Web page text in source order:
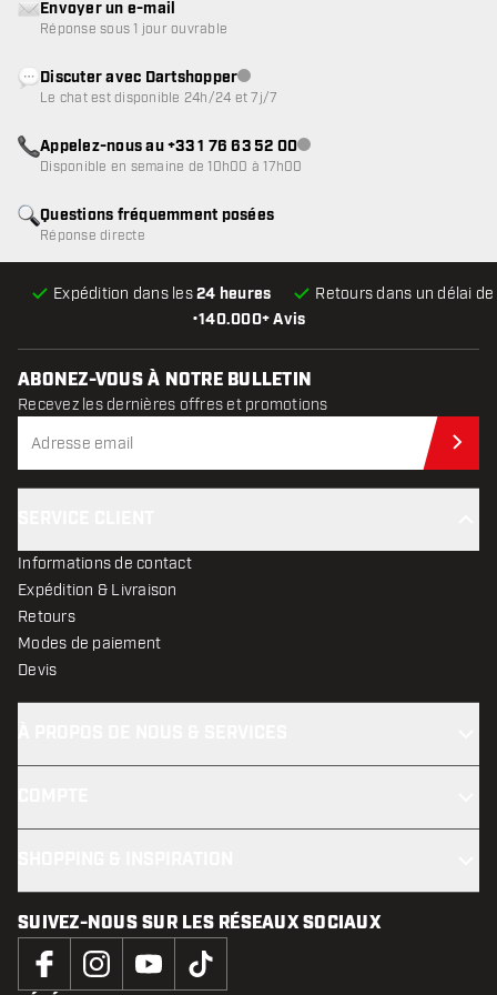
•140.000+ Avis
Expédition dans les24 heures Retours dans un délai de
Questions fréquemment posées
Réponse directe
Envoyer un e-mail
Réponse sous 1 jour ouvrable
Discuter avec DartshopperService client indisponible
Le chat est disponible 24h/24 et 7j/7
Appelez-nous au +33 1 76 63 52 00Service client indisponible
Disponible en semaine de 10h00 à 17h00
ABONEZ-VOUS À NOTRE BULLETIN
Recevez les dernières offres et promotions
Informations de contact
Expédition & Livraison
Retours
Modes de paiement
Devis
SUIVEZ-NOUS SUR LES RÉSEAUX SOCIAUX